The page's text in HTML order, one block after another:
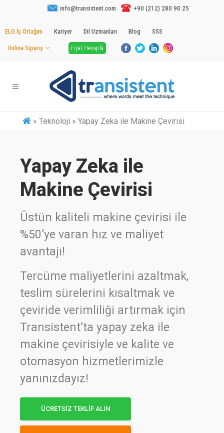
info@transistent.com +90 (212) 280 90 25
ELG İş Ortağım Kariyer Dil Uzmanları Blog SSS
Online Sipariş Fiyat Hesapla
» Teknoloji » Yapay Zeka ile Makine Çevirisi
Yapay Zeka ile
Makine Çevirisi
Üstün kaliteli makine çevirisi ile
%50’ye varan hız ve maliyet
avantajı!
Tercüme maliyetlerini azaltmak,
teslim sürelerini kısaltmak ve
çeviride verimliliği artırmak için
Transistent’ta yapay zeka ile
makine çevirisiyle ve kalite ve
otomasyon hizmetlerimizle
yanınızdayız!
ÜCRETSİZ TEKLİF ALIN